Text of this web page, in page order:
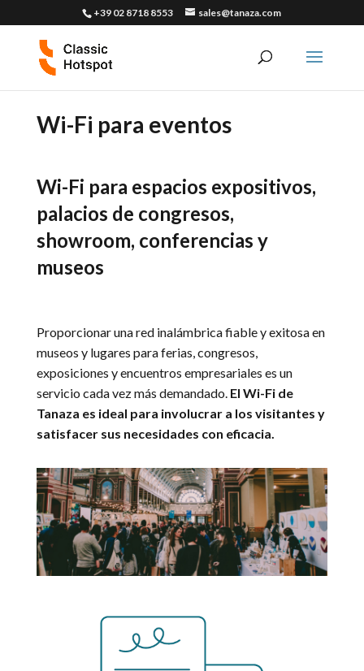
+39 02 8718 8553 sales@tanaza.com
Wi-Fi para eventos
Wi-Fi para espacios expositivos,
palacios de congresos,
showroom, conferencias y
museos
Proporcionar una red inalámbrica fiable y exitosa en
museos y lugares para ferias, congresos,
exposiciones y encuentros empresariales es un
servicio cada vez más demandado. El Wi-Fi de
Tanaza es ideal para involucrar a los visitantes y
satisfacer sus necesidades con eficacia.